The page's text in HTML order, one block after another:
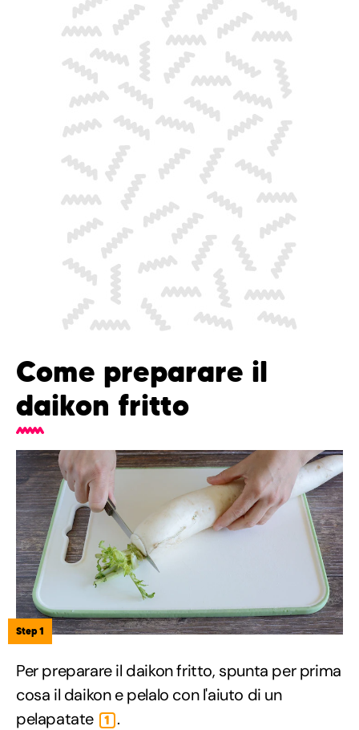
Come preparare il
daikon fritto
Step 1
Per preparare il daikon fritto, spunta per prima
cosa il daikon e pelalo con l'aiuto di un
pelapatate
1 .